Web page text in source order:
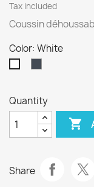
Tax included
Coussin
Color: White
Quantity

Share